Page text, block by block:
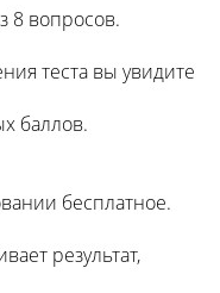
8 вопросов.
теста вы увидите
баллов.
бесплатное.
результат,